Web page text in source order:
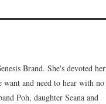
Brand. She's devoted her
and need to hear with no
Poh, daughter Seana and